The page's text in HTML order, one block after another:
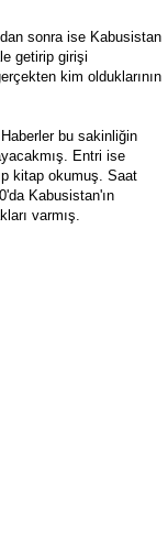
sonra ise Kabusistan
getirip girişi
kim olduklarının
bu sakinliğin
Entri ise
kitap okumuş. Saat
Kabusistan'ın
varmış.